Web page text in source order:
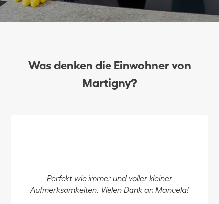
Was denken die Einwohner von
Martigny?
Perfekt wie immer und voller kleiner
Aufmerksamkeiten. Vielen Dank an Manuela!